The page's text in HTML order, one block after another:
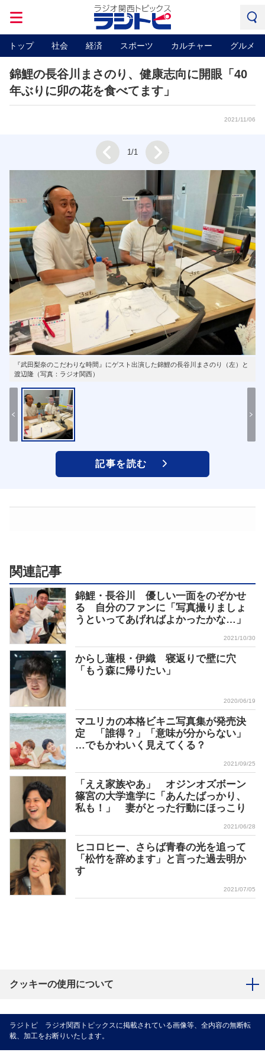
トップ 社会 経済 スポーツ カルチャー グルメ
錦鯉の長谷川まさのり、健康志向に開眼「40
年ぶりに卯の花を食べてます」
2021/11/06
『武田梨奈のこだわりな時間』にゲスト出演した錦鯉の長谷川まさのり（左）と
渡辺隆（写真：ラジオ関西）
Prev 1/1 Next
記事を読む
関連記事
錦鯉・長谷川 優しい一面をのぞかせ
る 自分のファンに「写真撮りましょ
うといってあげればよかったかな…」
2021/10/30
からし蓮根・伊織 寝返りで壁に穴
「もう森に帰りたい」
2020/06/19
マユリカの本格ビキニ写真集が発売決
定 「誰得？」「意味が分からない」
…でもかわいく見えてくる？
2021/09/25
「ええ家族やあ」 オジンオズボーン
篠宮の大学進学に「あんたばっかり、
私も！」 妻がとった行動にほっこり
2021/06/28
ヒコロヒー、さらば青春の光を追って
「松竹を辞めます」と言った過去明か
す
2021/07/05
クッキーの使用について
ラジトピ ラジオ関西トピックスに掲載されている画像等、全内容の無断転
載、加工をお断りいたします。